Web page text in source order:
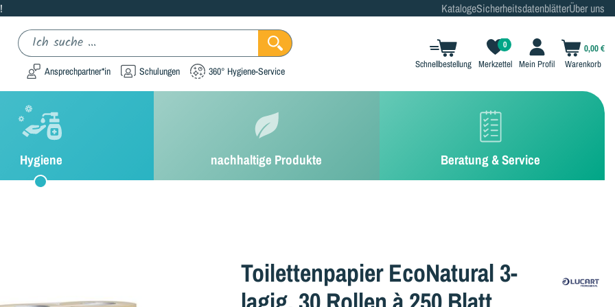
KatalogeSicherheitsdatenblätterÜber uns
Ansprechpartner*in Schulungen 360° Hygiene-Service
Schnellbestellung
0
Merkzettel Mein Profil
0,00 €
Warenkorb
Hygiene nachhaltige Produkte Beratung & Service
Toilettenpapier EcoNatural 3-